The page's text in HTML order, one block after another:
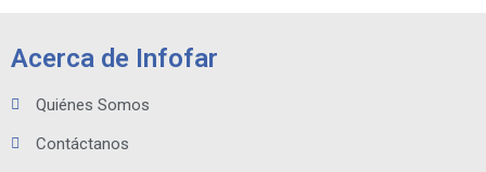
Acerca de Infofar
Quiénes Somos
Contáctanos